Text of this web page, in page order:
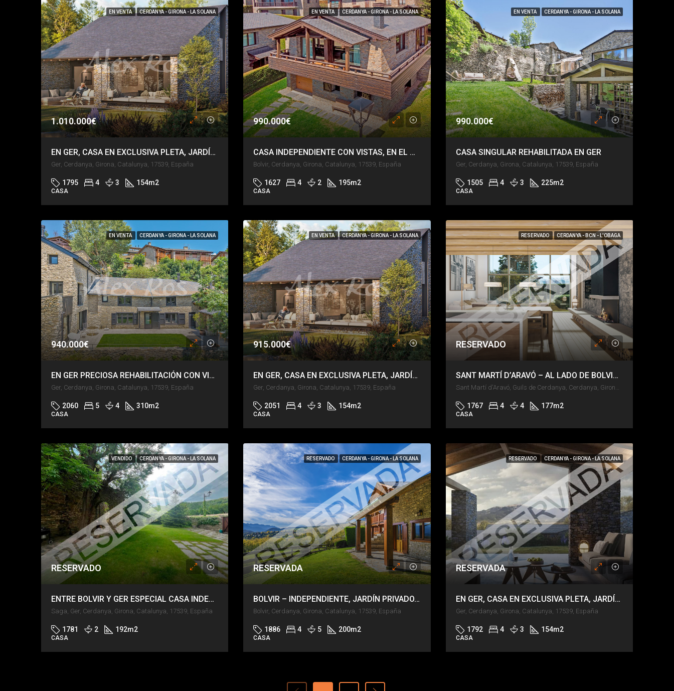
EN VENTA CERDANYA - GIRONA - LA SOLANA
1.010.000€
EN GER, CASA EN EXCLUSIVA PLETA, JARDÍN PRIVADO, VISTAS DE IMPACTO.
Ger, Cerdanya, Girona, Catalunya, 17539, España
1795 4 3 154m2
CASA
EN VENTA CERDANYA - GIRONA - LA SOLANA
990.000€
CASA INDEPENDIENTE CON VISTAS, EN EL CENTRO DE BOLVIR
Bolvir, Cerdanya, Girona, Catalunya, 17539, España
1627 4 2 195m2
CASA
EN VENTA CERDANYA - GIRONA - LA SOLANA
990.000€
CASA SINGULAR REHABILITADA EN GER
Ger, Cerdanya, Girona, Catalunya, 17539, España
1505 4 3 225m2
CASA
EN VENTA CERDANYA - GIRONA - LA SOLANA
940.000€
EN GER PRECIOSA REHABILITACIÓN CON VISTAS
Ger, Cerdanya, Girona, Catalunya, 17539, España
2060 5 4 310m2
CASA
EN VENTA CERDANYA - GIRONA - LA SOLANA
915.000€
EN GER, CASA EN EXCLUSIVA PLETA, JARDÍN PRIVADO, VISTAS DE IMPACTO.
Ger, Cerdanya, Girona, Catalunya, 17539, España
2051 4 3 154m2
CASA
RESERVADO CERDANYA - BCN - L'OBAGA
RESERVADO
SANT MARTÍ D’ARAVÓ – AL LADO DE BOLVIR – JARDÍN Y PISCINA
Sant Martí d'Aravó, Guils de Cerdanya, Cerdanya, Girona, Catalunya, 17520, España
1767 4 4 177m2
CASA
VENDIDO CERDANYA - GIRONA - LA SOLANA
RESERVADO
ENTRE BOLVIR Y GER ESPECIAL CASA INDEPENDENT
Saga, Ger, Cerdanya, Girona, Catalunya, 17539, España
1781 2 192m2
CASA
RESERVADO CERDANYA - GIRONA - LA SOLANA
RESERVADA
BOLVIR – INDEPENDIENTE, JARDÍN PRIVADO, PISCINA
Bolvir, Cerdanya, Girona, Catalunya, 17539, España
1886 4 5 200m2
CASA
RESERVADO CERDANYA - GIRONA - LA SOLANA
RESERVADA
EN GER, CASA EN EXCLUSIVA PLETA, JARDÍN PRIVADO, VISTAS DE IMPACTO.
Ger, Cerdanya, Girona, Catalunya, 17539, España
1792 4 3 154m2
CASA